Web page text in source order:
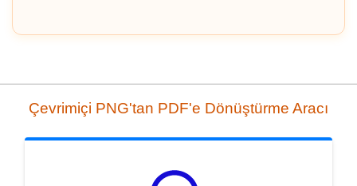
Çevrimiçi PNG'tan PDF'e Dönüştürme Aracı